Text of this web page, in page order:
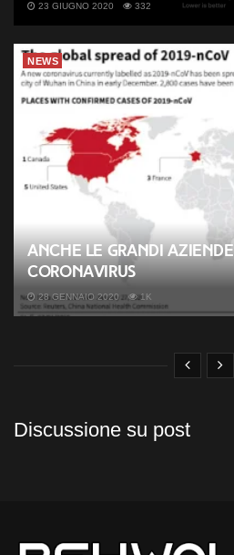
23 GIUGNO 2020 332
NEWS
Anche le grandi
coronavirus
28 GENNAIO 2020 1K
Discussione su post